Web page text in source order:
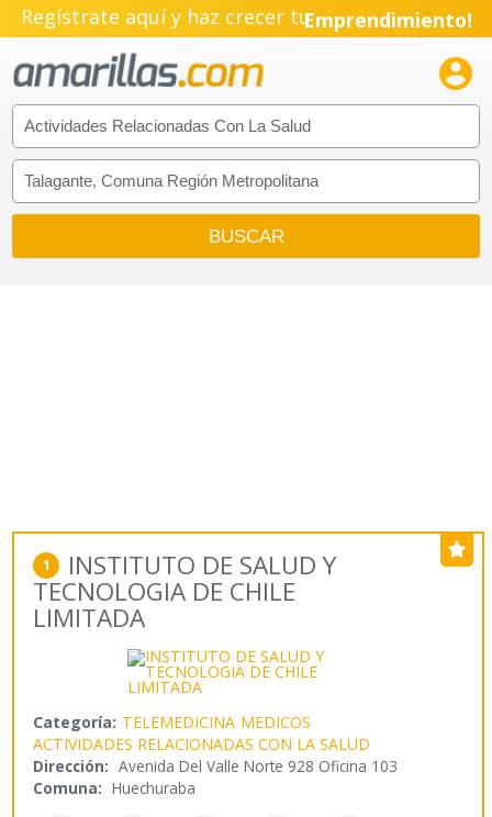
Regístrate aquí y haz crecer tuEmprendimiento!

1 INSTITUTO DE SALUD Y
TECNOLOGIA DE CHILE
LIMITADA
Categoría: TELEMEDICINA MEDICOS
ACTIVIDADES RELACIONADAS CON LA SALUD
Dirección: Avenida Del Valle Norte 928 Oficina 103
Comuna: Huechuraba